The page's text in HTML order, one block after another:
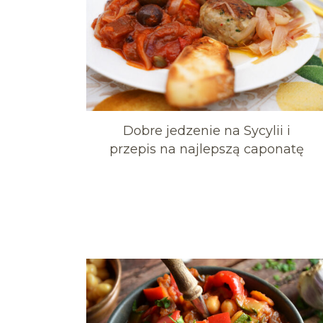
Dobre jedzenie na Sycylii i
przepis na najlepszą caponatę